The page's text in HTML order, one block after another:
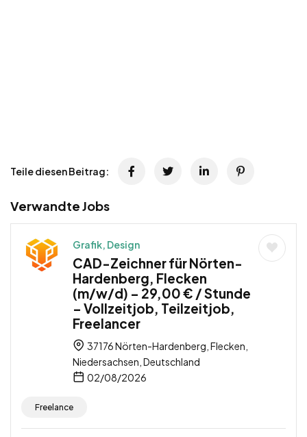
Teile diesen Beitrag:
Verwandte Jobs
Grafik, Design
CAD-Zeichner für Nörten-
Hardenberg, Flecken
(m/w/d) – 29,00 € / Stunde
– Vollzeitjob, Teilzeitjob,
Freelancer
37176 Nörten-Hardenberg, Flecken,
Niedersachsen, Deutschland
02/08/2026
Freelance